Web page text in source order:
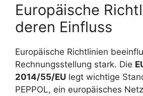
Europäische
deren Einfluss
Europäische Richtlinien
Rechnungsstellung stark. Die
2014/55/EU legt wichtige
PEPPOL, ein europäisches